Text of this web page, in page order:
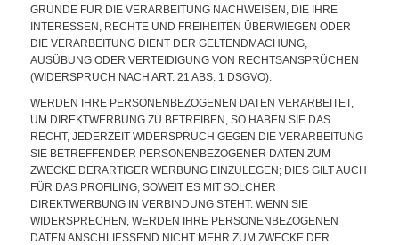
GRÜNDE FÜR DIE VERARBEITUNG NACHWEISEN, DIE IHRE
INTERESSEN, RECHTE UND FREIHEITEN ÜBERWIEGEN ODER
DIE VERARBEITUNG DIENT DER GELTENDMACHUNG,
AUSÜBUNG ODER VERTEIDIGUNG VON RECHTSANSPRÜCHEN
(WIDERSPRUCH NACH ART. 21 ABS. 1 DSGVO).
WERDEN IHRE PERSONENBEZOGENEN DATEN VERARBEITET,
UM DIREKTWERBUNG ZU BETREIBEN, SO HABEN SIE DAS
RECHT, JEDERZEIT WIDERSPRUCH GEGEN DIE VERARBEITUNG
SIE BETREFFENDER PERSONENBEZOGENER DATEN ZUM
ZWECKE DERARTIGER WERBUNG EINZULEGEN; DIES GILT AUCH
FÜR DAS PROFILING, SOWEIT ES MIT SOLCHER
DIREKTWERBUNG IN VERBINDUNG STEHT. WENN SIE
WIDERSPRECHEN, WERDEN IHRE PERSONENBEZOGENEN
DATEN ANSCHLIESSEND NICHT MEHR ZUM ZWECKE DER